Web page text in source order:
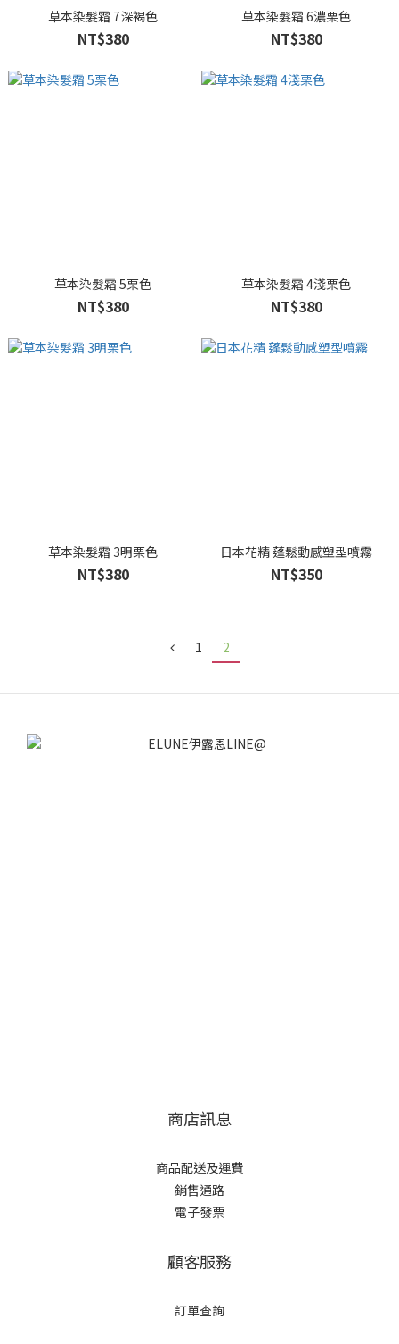
草本染髮霜 7深褐色
NT$380
草本染髮霜 6濃栗色
NT$380
草本染髮霜 5栗色
NT$380
草本染髮霜 4淺栗色
NT$380
草本染髮霜 3明栗色
NT$380
日本花精 蓬鬆動感塑型噴霧
NT$350
1 2
商店訊息
商品配送及運費
銷售通路
電子發票
顧客服務
訂單查詢